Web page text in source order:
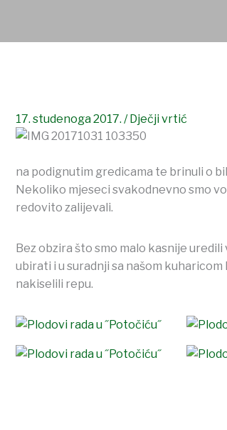
17. studenoga 2017. /Dječji vrtić
na podignutim gredicama te brinuli o
Nekoliko mjeseci svakodnevno smo
redovito zalijevali.
Bez obzira što smo malo kasnije
ubirati i u suradnji sa našom
nakiselili repu.